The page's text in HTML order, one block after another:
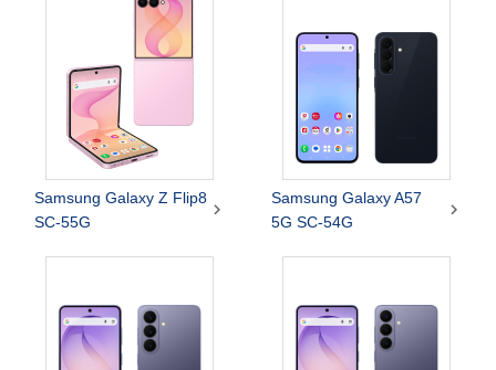
Samsung Galaxy Z Flip8
SC-55G

Samsung Galaxy A57
5G SC-54G
